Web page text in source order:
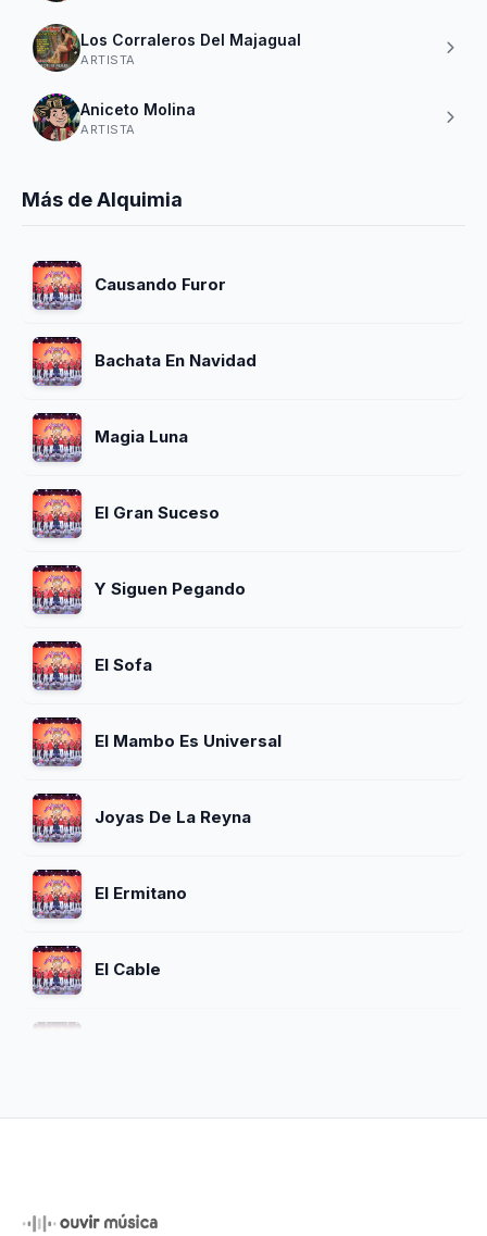
Los Corraleros Del Majagual
ARTISTA
Aniceto Molina
ARTISTA
Más de Alquimia
Causando Furor
Bachata En Navidad
Magia Luna
El Gran Suceso
Y Siguen Pegando
El Sofa
El Mambo Es Universal
Joyas De La Reyna
El Ermitano
El Cable
Baila Mi Rumba